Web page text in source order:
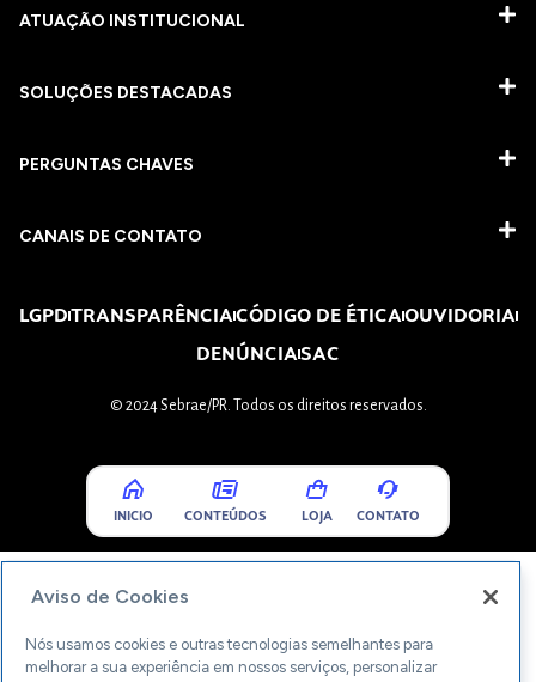
ATUAÇÃO INSTITUCIONAL
SOLUÇÕES DESTACADAS
PERGUNTAS CHAVES​
CANAIS DE CONTATO
LGPDTRANSPARÊNCIACÓDIGO DE ÉTICAOUVIDORIA
DENÚNCIASAC
© 2024 Sebrae/PR. Todos os direitos reservados.
INICIO CONTEÚDOS LOJA CONTATO
Aviso de Cookies
Nós usamos cookies e outras tecnologias semelhantes para
melhorar a sua experiência em nossos serviços, personalizar